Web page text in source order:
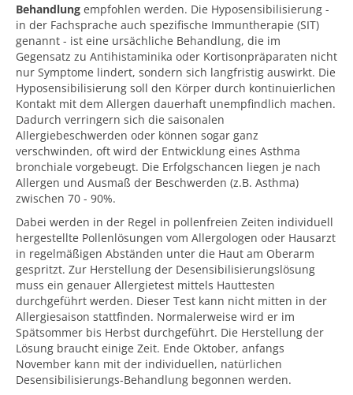
Behandlung empfohlen werden. Die Hyposensibilisierung -
in der Fachsprache auch spezifische Immuntherapie (SIT)
genannt - ist eine ursächliche Behandlung, die im
Gegensatz zu Antihistaminika oder Kortisonpräparaten nicht
nur Symptome lindert, sondern sich langfristig auswirkt. Die
Hyposensibilisierung soll den Körper durch kontinuierlichen
Kontakt mit dem Allergen dauerhaft unempfindlich machen.
Dadurch verringern sich die saisonalen
Allergiebeschwerden oder können sogar ganz
verschwinden, oft wird der Entwicklung eines Asthma
bronchiale vorgebeugt. Die Erfolgschancen liegen je nach
Allergen und Ausmaß der Beschwerden (z.B. Asthma)
zwischen 70 - 90%.
Dabei werden in der Regel in pollenfreien Zeiten individuell
hergestellte Pollenlösungen vom Allergologen oder Hausarzt
in regelmäßigen Abständen unter die Haut am Oberarm
gespritzt. Zur Herstellung der Desensibilisierungslösung
muss ein genauer Allergietest mittels Hauttesten
durchgeführt werden. Dieser Test kann nicht mitten in der
Allergiesaison stattfinden. Normalerweise wird er im
Spätsommer bis Herbst durchgeführt. Die Herstellung der
Lösung braucht einige Zeit. Ende Oktober, anfangs
November kann mit der individuellen, natürlichen
Desensibilisierungs-Behandlung begonnen werden.